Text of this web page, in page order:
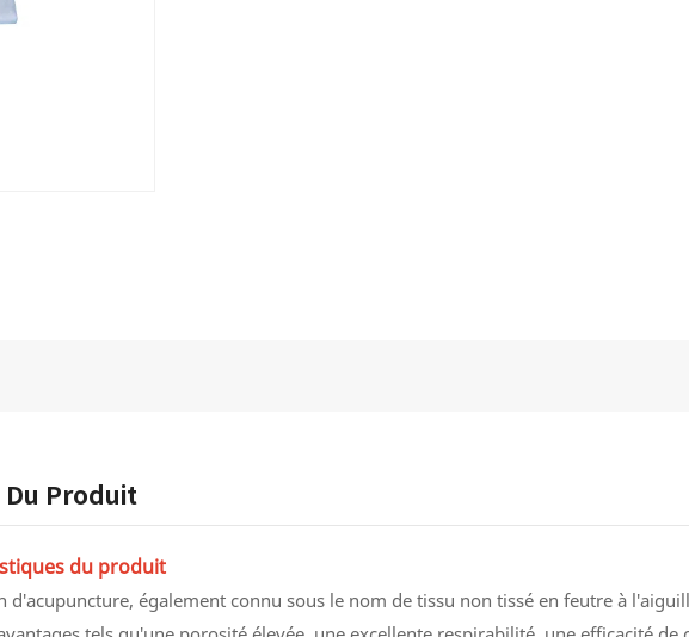
Du Produit
du produit
d'acupuncture, également connu sous le nom de tissu non tissé en feutre à